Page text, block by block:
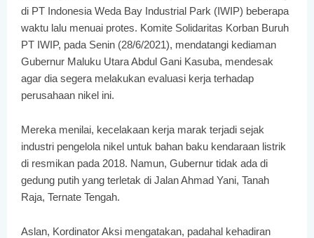
di PT Indonesia Weda Bay Industrial Park (IWIP) beberapa
waktu lalu menuai protes. Komite Solidaritas Korban Buruh
PT IWIP, pada Senin (28/6/2021), mendatangi kediaman
Gubernur Maluku Utara Abdul Gani Kasuba, mendesak
agar dia segera melakukan evaluasi kerja terhadap
perusahaan nikel ini.
Mereka menilai, kecelakaan kerja marak terjadi sejak
industri pengelola nikel untuk bahan baku kendaraan listrik
di resmikan pada 2018. Namun, Gubernur tidak ada di
gedung putih yang terletak di Jalan Ahmad Yani, Tanah
Raja, Ternate Tengah.
Aslan, Kordinator Aksi mengatakan, padahal kehadiran